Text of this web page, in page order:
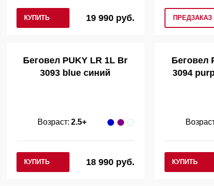
КУПИТЬ 19 990 руб. ПРЕДЗАКАЗ
Беговел PUKY LR 1L Br
3093 blue синий
Возраст: 2.5+
КУПИТЬ 18 990 руб.
Беговел
3094
КУПИТЬ